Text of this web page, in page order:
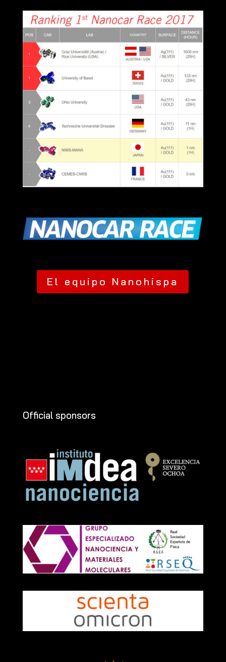
El equipo Nanohispa
Official sponsors